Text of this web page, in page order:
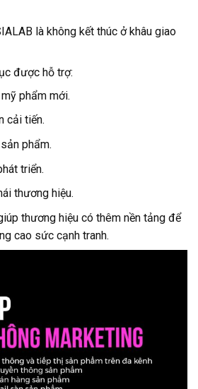
là không kết thúc ở khâu giao
được hỗ trợ:
phẩm mới.
cải tiến.
phẩm.
triển.
thương hiệu.
thương hiệu có thêm nền tảng để
cao sức cạnh tranh.